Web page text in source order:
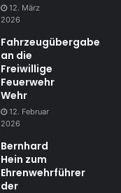
12. März
2026
Fahrzeugübergabe
an die
Freiwillige
Feuerwehr
Wehr
12. Februar
2026
Bernhard
Hein zum
Ehrenwehrführer
der